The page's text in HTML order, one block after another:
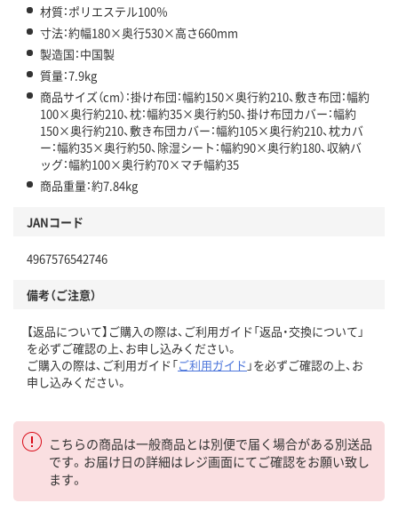
材質：ポリエステル100％
寸法：約幅180×奥行530×高さ660mm
製造国：中国製
質量：7.9kg
商品サイズ（cm）：掛け布団：幅約150×奥行約210、敷き布団：幅約
100×奥行約210、枕：幅約35×奥行約50、掛け布団カバー：幅約
150×奥行約210、敷き布団カバー：幅約105×奥行約210、枕カバ
ー：幅約35×奥行約50、除湿シート：幅約90×奥行約180、収納バ
ッグ：幅約100×奥行約70×マチ幅約35
商品重量：約7.84kg
JANコード
4967576542746
備考（ご注意）
【返品について】ご購入の際は、ご利用ガイド「返品・交換について」
を必ずご確認の上、お申し込みください。
ご購入の際は、ご利用ガイド「ご利用ガイド 」を必ずご確認の上、お
申し込みください。
こちらの商品は一般商品とは別便で届く場合がある別送品
です。お届け日の詳細はレジ画面にてご確認をお願い致し
ます。